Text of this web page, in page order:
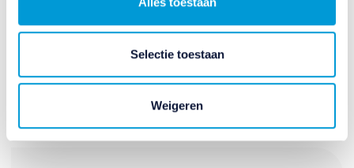
Selectie toestaan
Weigeren
Als u gaat samenwonen of trouwen, dan gaat de
heeft aan het levensonderhoud.